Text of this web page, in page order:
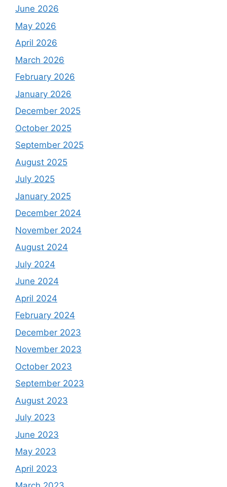
June 2026
May 2026
April 2026
March 2026
February 2026
January 2026
December 2025
October 2025
September 2025
August 2025
July 2025
January 2025
December 2024
November 2024
August 2024
July 2024
June 2024
April 2024
February 2024
December 2023
November 2023
October 2023
September 2023
August 2023
July 2023
June 2023
May 2023
April 2023